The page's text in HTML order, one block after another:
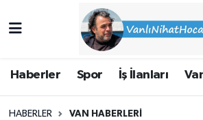
Haberler Spor İş İlanları
HABERLER VAN HABERLERI
İpekyolu Nöbetçi Eczaneler